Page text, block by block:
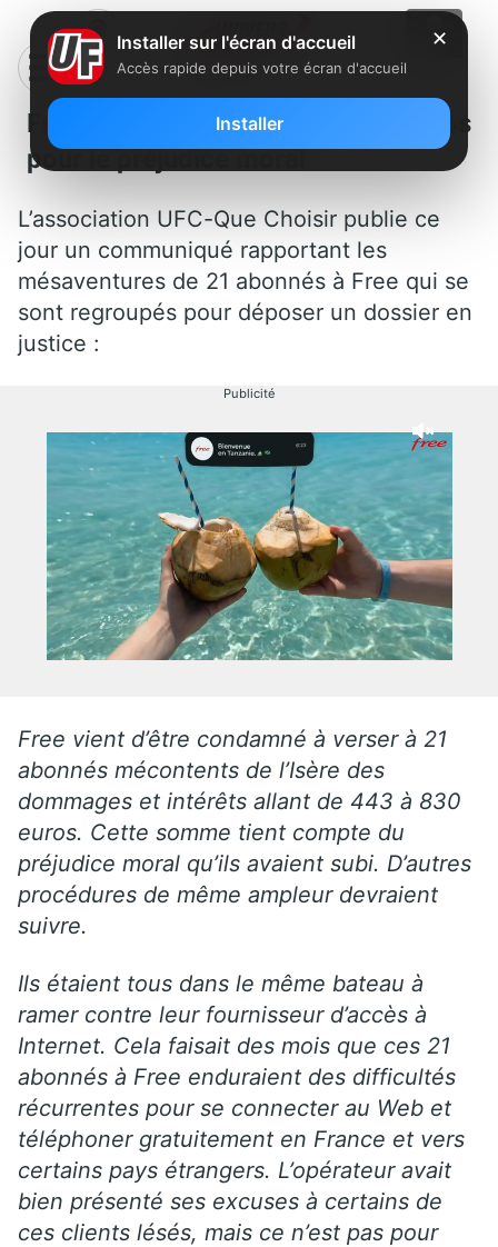
Free condamné à verser 400 euros
pour le préjudice moral
L’association UFC-Que Choisir publie ce
jour un communiqué rapportant les
mésaventures de 21 abonnés à Free qui se
sont regroupés pour déposer un dossier en
justice :
Publicité
Free vient d’être condamné à verser à 21
abonnés mécontents de l’Isère des
dommages et intérêts allant de 443 à 830
euros. Cette somme tient compte du
préjudice moral qu’ils avaient subi. D’autres
procédures de même ampleur devraient
suivre.
Ils étaient tous dans le même bateau à
ramer contre leur fournisseur d’accès à
Internet. Cela faisait des mois que ces 21
abonnés à Free enduraient des difficultés
récurrentes pour se connecter au Web et
téléphoner gratuitement en France et vers
certains pays étrangers. L’opérateur avait
bien présenté ses excuses à certains de
ces clients lésés, mais ce n’est pas pour
✕
Installer sur l'écran d'accueil
Accès rapide depuis votre écran d'accueil
Installer